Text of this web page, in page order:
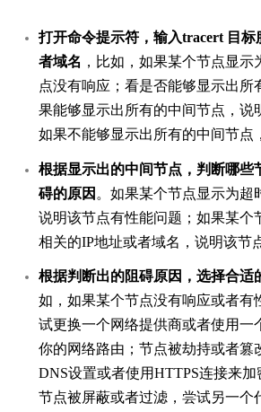
打开命令提示符，输入tracert 目
者域名 ，比如，如果某个节点显
点没有响应；看是否能够显示出所
果能够显示出所有的中间节点，说
如果不能够显示出所有的中间节点
根据显示出的中间节点，判断哪些
碍的原因 。如果某个节点显示为超
说明该节点有性能问题；如果某个
相关的IP地址或者域名，说明该节
根据判断出的阻碍原因，选择合适
如，如果某个节点没有响应或者有
试更换一个网络提供商或者使用一
你的网络路由；节点被劫持或者篡
DNS设置或者使用HTTPS连接来加
节点被屏蔽或者过滤，尝试另一个